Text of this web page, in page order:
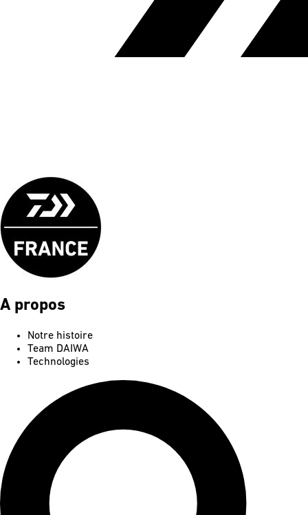
A propos
Notre histoire
Team DAIWA
Technologies